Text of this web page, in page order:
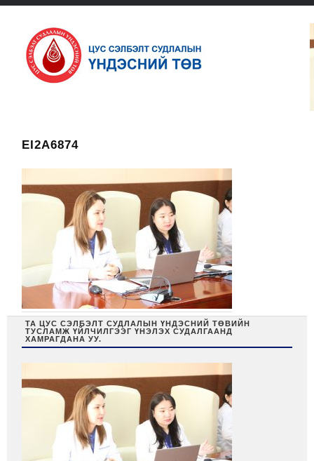
EI2A6874
ТА ЦУС СЭЛБЭЛТ СУДЛАЛЫН ҮНДЭСНИЙ ТӨВИЙН
ТУСЛАМЖ ҮЙЛЧИЛГЭЭГ ҮНЭЛЭХ СУДАЛГААНД
ХАМРАГДАНА УУ.